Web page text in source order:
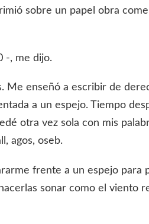
sobre un papel obra
-, me dijo.
Me enseñó a escribir de
a un espejo. Tiempo
otra vez sola con mis
agos, oseb.
frente a un espejo para
sonar como el viento